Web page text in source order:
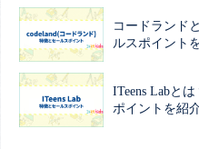
コードランド
ルスポイント
ITeens Labと
ポイントを紹